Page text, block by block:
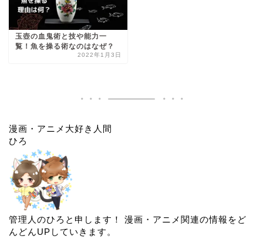
玉壺の血鬼術と技や能力一
覧！魚を操る術なのはなぜ？
2022年1月3日
漫画・アニメ大好き人間
ひろ
管理人のひろと申します！ 漫画・アニメ関連の情報をど
んどんUPしていきます。